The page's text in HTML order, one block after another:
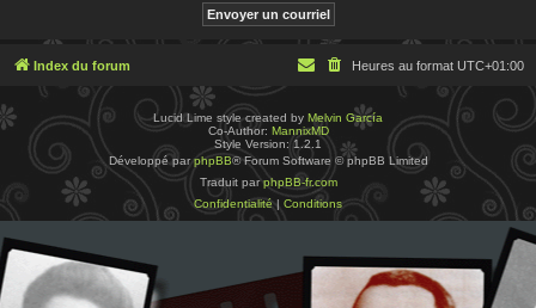
Index du forum Heures au format UTC+01:00
Lucid Lime style created by Melvin García
Co-Author: MannixMD
Style Version: 1.2.1
Développé parphpBB® Forum Software © phpBB Limited
Traduit parphpBB-fr.com
Confidentialité| Conditions